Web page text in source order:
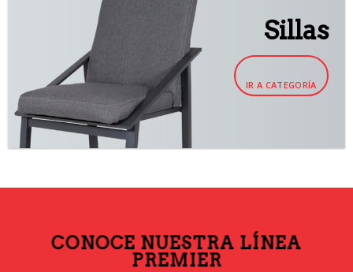
Sillas
IR A CATEGORÍA
CONOCE NUESTRA LÍNEA
PREMIER